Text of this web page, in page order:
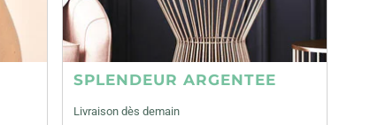
SPLENDEUR ARGENTEE
Livraison dès demain